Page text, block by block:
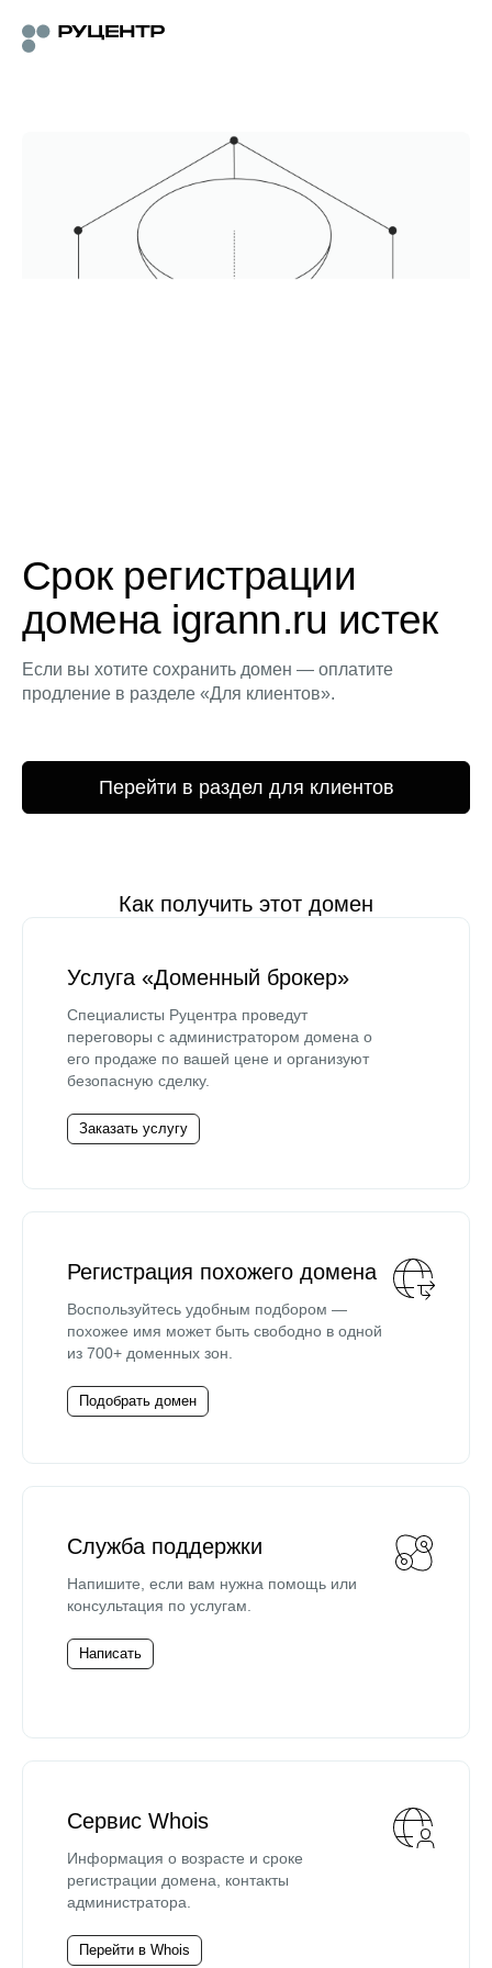
Срок регистрации
домена igrann.ru истек
Если вы хотите сохранить домен — оплатите
продление в разделе «Для клиентов».
Перейти в раздел для клиентов
Как получить этот домен
Услуга «Доменный брокер»
Специалисты Руцентра проведут
переговоры с администратором домена о
его продаже по вашей цене и организуют
безопасную сделку.
Заказать услугу
Регистрация похожего домена
Воспользуйтесь удобным подбором —
похожее имя может быть свободно в одной
из 700+ доменных зон.
Подобрать домен
Служба поддержки
Напишите, если вам нужна помощь или
консультация по услугам.
Написать
Сервис Whois
Информация о возрасте и сроке
регистрации домена, контакты
администратора.
Перейти в Whois